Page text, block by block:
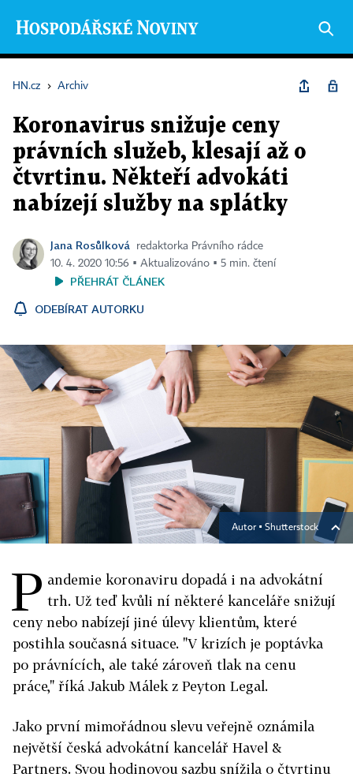
HN.cz › Archiv
Koronavirus snižuje ceny
právních služeb, klesají až o
čtvrtinu. Někteří advokáti
nabízejí služby na splátky
Jana Rosůlková
redaktorka Právního rádce
10. 4. 2020 10:56 ▪ Aktualizováno ▪ 5 min. čtení
PŘEHRÁT ČLÁNEK
ODEBÍRAT AUTORKU
Autor ▪ Shutterstock
P andemie koronaviru dopadá i na advokátní
trh. Už teď kvůli ní některé kanceláře snižují
ceny nebo nabízejí jiné úlevy klientům, které
postihla současná situace. "V krizích je poptávka
po právnících, ale také zároveň tlak na cenu
práce," říká Jakub Málek z Peyton Legal.
Jako první mimořádnou slevu veřejně oznámila
největší česká advokátní kancelář Havel &
Partners. Svou hodinovou sazbu snížila o čtvrtinu